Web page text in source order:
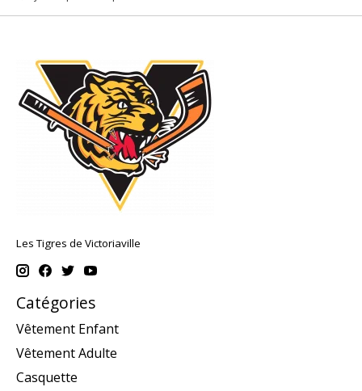
Les Tigres de Victoriaville
Catégories
Vêtement Enfant
Vêtement Adulte
Casquette